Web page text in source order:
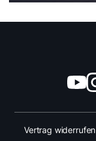
Vertrag widerrufen